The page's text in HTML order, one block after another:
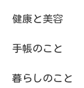
健康と美容
手帳のこと
暮らしのこと